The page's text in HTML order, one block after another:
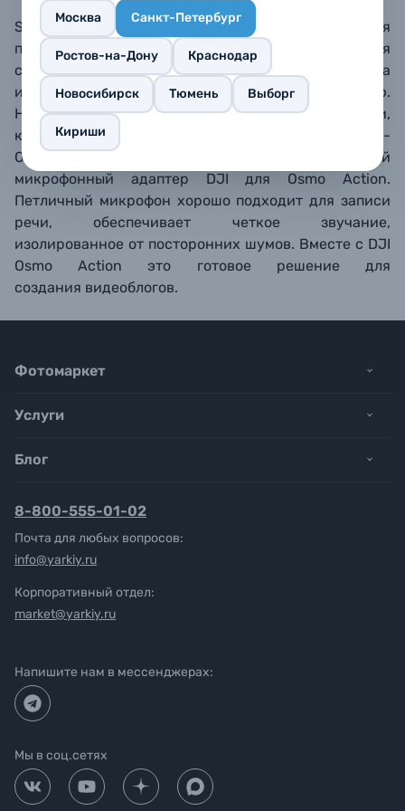
Москва Санкт-Петербург
Ростов-на-Дону Краснодар
Новосибирск Тюмень Выборг
Кириши
Saramonic LavMicro U3-OA
– версия
петличного микрофона LavMicro U3, созданная
специально для DJI Osmo Action, так как эта камера
имеет особые требования по подключению.
Несовместим с другими камерами, телефонами,
компьютерами. Использование
LavMicro U3-
OA позволяет не покупать специальный
микрофонный адаптер DJI для Osmo Action.
Петличный микрофон хорошо подходит для записи
речи, обеспечивает четкое звучание,
изолированное от посторонних шумов. Вместе с DJI
OsmoAction это готовое решение для
создания видеоблогов.
Фотомаркет
Услуги
Блог
8-800-555-01-02
Почта для любых вопросов:
info@yarkiy.ru
Корпоративный отдел:
market@yarkiy.ru
Напишите нам в мессенджерах:
Мы в соц.сетях